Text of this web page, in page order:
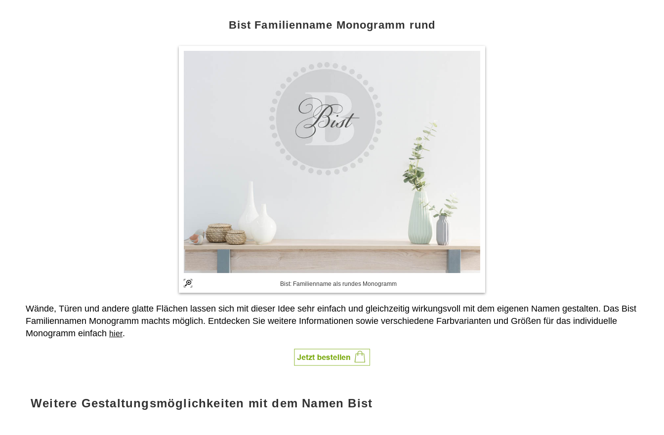
Bist Familienname Monogramm rund
Bist: Familienname als rundes Monogramm
Wände, Türen und andere glatte Flächen lassen sich mit dieser Idee sehr einfach und gleichzeitig wirkungsvoll mit dem eigenen Namen gestalten. Das Bist
Familiennamen Monogramm machts möglich. Entdecken Sie weitere Informationen sowie verschiedene Farbvarianten und Größen für das individuelle
Monogramm einfach hier.
Weitere Gestaltungsmöglichkeiten mit dem Namen Bist